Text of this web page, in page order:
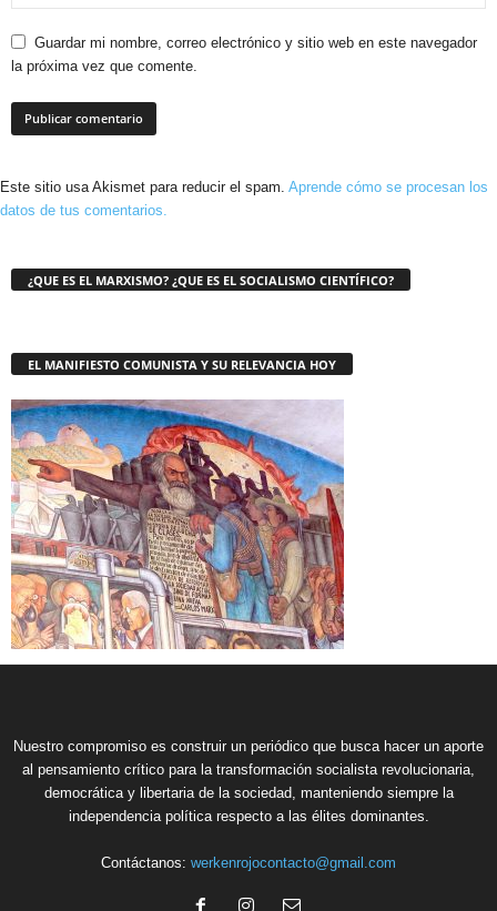
Guardar mi nombre, correo electrónico y sitio web en este navegador
la próxima vez que comente.
Este sitio usa Akismet para reducir el spam. Aprende cómo se procesan los
datos de tus comentarios.
¿QUE ES EL MARXISMO? ¿QUE ES EL SOCIALISMO CIENTÍFICO?
EL MANIFIESTO COMUNISTA Y SU RELEVANCIA HOY
Nuestro compromiso es construir un periódico que busca hacer un aporte
al pensamiento crítico para la transformación socialista revolucionaria,
democrática y libertaria de la sociedad, manteniendo siempre la
independencia política respecto a las élites dominantes.
Contáctanos: werkenrojocontacto@gmail.com